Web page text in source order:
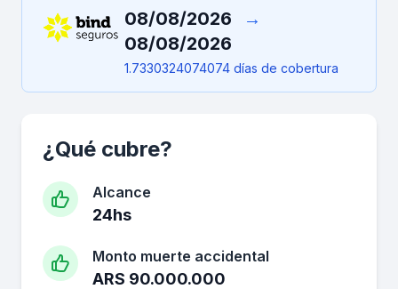
08/08/2026
→
08/08/2026
1.7330324074074 días de cobertura
¿Qué cubre?
Alcance
24hs
Monto muerte accidental
ARS 90.000.000